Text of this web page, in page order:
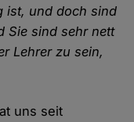
ist, und doch sind
Sie sind sehr nett
Lehrer zu sein,
uns seit